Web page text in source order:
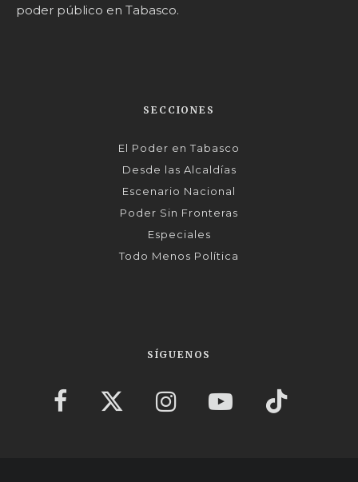
poder público en Tabasco.
SECCIONES
El Poder en Tabasco
Desde las Alcaldías
Escenario Nacional
Poder Sin Fronteras
Especiales
Todo Menos Política
SÍGUENOS